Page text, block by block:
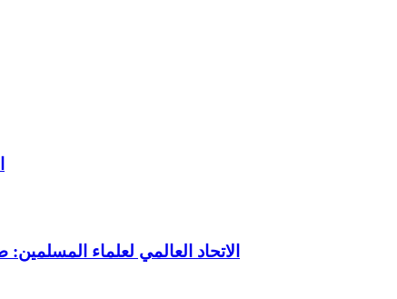
الاتحاد العالمي لعلماء